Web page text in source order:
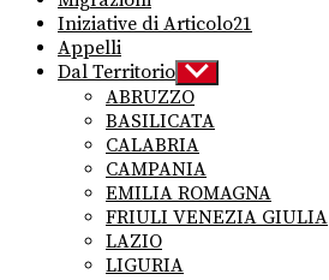
Iniziative di Articolo21
Appelli
Dal Territorio Show
sub
menu
ABRUZZO
BASILICATA
CALABRIA
CAMPANIA
EMILIA ROMAGNA
FRIULI VENEZIA GIULIA
LAZIO
LIGURIA